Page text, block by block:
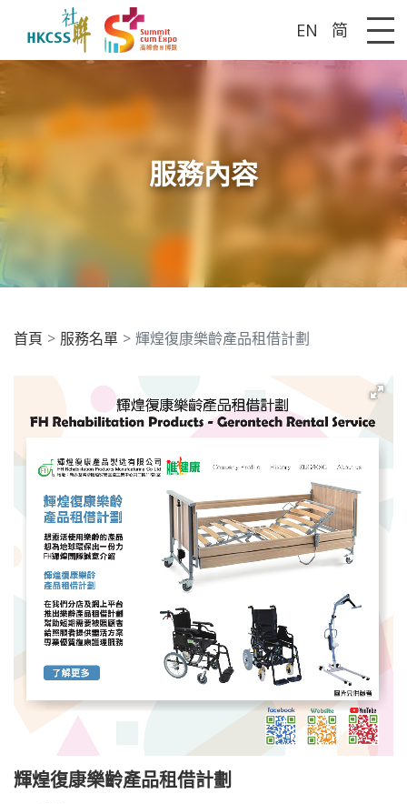
EN 简
服務內容
首頁 服務名單 輝煌復康樂齡產品租借計劃
輝煌復康樂齡產品租借計劃